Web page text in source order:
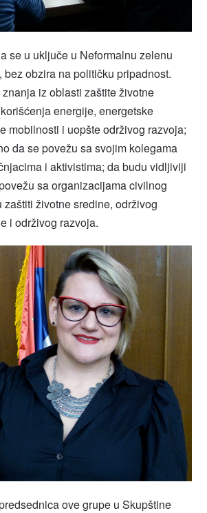
se u uključe u Neformalnu zelenu
bez obzira na političku pripadnost.
iz oblasti zaštite životne
energije, energetske
mobilnosti i uopšte održivog razvoja;
da se povežu sa svojim kolegama
i aktivistima; da budu vidljiviji
sa organizacijama civilnog
zaštiti životne sredine, održivog
i održivog razvoja.
ove grupe u Skupštine